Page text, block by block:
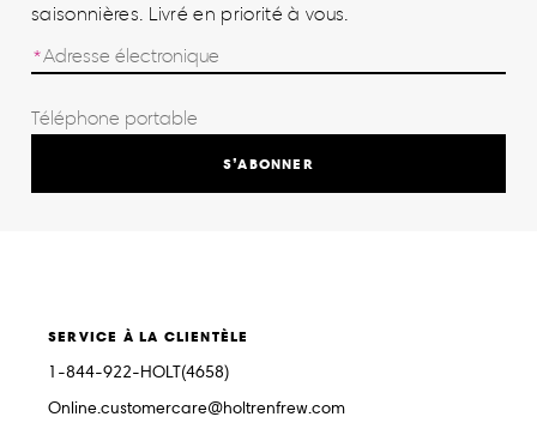
saisonnières. Livré en priorité à vous.
S’ABONNER
SERVICE À LA CLIENTÈLE
1-844-922-HOLT(4658)
Online.customercare@holtrenfrew.com